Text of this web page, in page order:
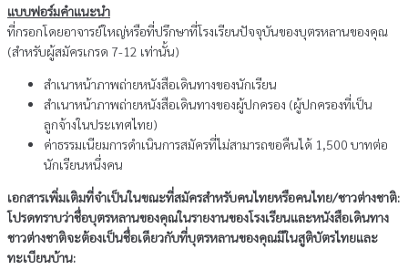
แบบฟอร์มคําแนะนํา
ที่กรอกโดยอาจารย์ใหญ่หรือที่ปรึกษาที่โรงเรียนปัจจุบันของบุตรหลานของคุณ
(สําหรับผู้สมัครเกรด 7-12 เท่านั้น)
สําเนาหน้าภาพถ่ายหนังสือเดินทางของนักเรียน
สําเนาหน้าภาพถ่ายหนังสือเดินทางของผู้ปกครอง (ผู้ปกครองที่เป็น
ลูกจ้างในประเทศไทย)
ค่าธรรมเนียมการดําเนินการสมัครที่ไม่สามารถขอคืนได้ 1,500 บาทต่อ
นักเรียนหนึ่งคน
เอกสารเพิ่มเติมที่จําเป็นในขณะที่สมัครสําหรับคนไทยหรือคนไทย/ชาวต่างชาติ:
โปรดทราบว่าชื่อบุตรหลานของคุณในรายงานของโรงเรียนและหนังสือเดินทาง
ชาวต่างชาติจะต้องเป็นชื่อเดียวกับที่บุตรหลานของคุณมีในสูติบัตรไทยและ
ทะเบียนบ้าน: